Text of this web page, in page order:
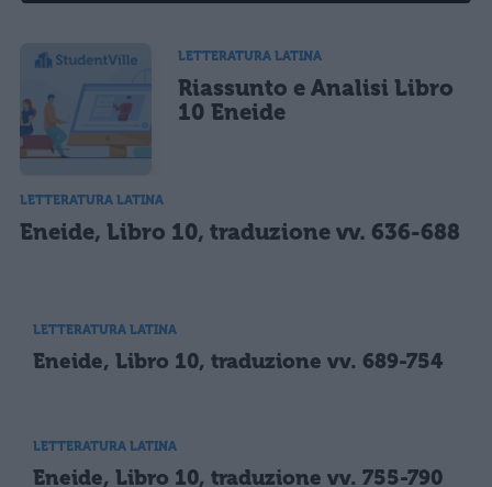
LETTERATURA LATINA
Riassunto e Analisi Libro
10 Eneide
LETTERATURA LATINA
Eneide, Libro 10, traduzione vv. 636-688
LETTERATURA LATINA
Eneide, Libro 10, traduzione vv. 689-754
LETTERATURA LATINA
Eneide, Libro 10, traduzione vv. 755-790